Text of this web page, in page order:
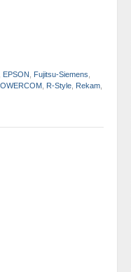
EPSON Fujitsu-Siemens
R-Style Rekam